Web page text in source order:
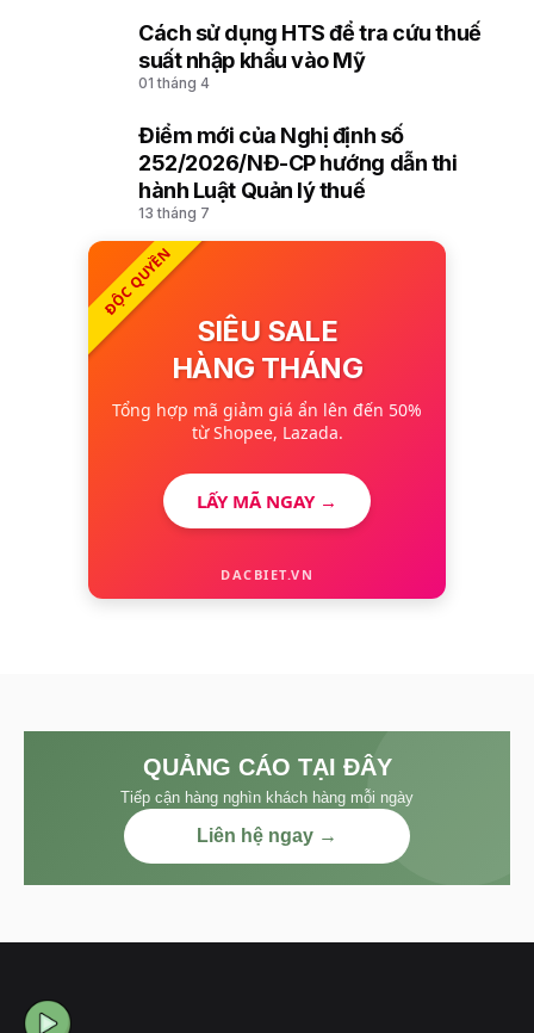
Cách sử dụng HTS để tra cứu thuế
suất nhập khẩu vào Mỹ
01 tháng 4
Điểm mới của Nghị định số
252/2026/NĐ-CP hướng dẫn thi
hành Luật Quản lý thuế
13 tháng 7
ĐỘC QUYỀN
SIÊU SALE
HÀNG THÁNG
Tổng hợp mã giảm giá ẩn lên đến 50%
từ Shopee, Lazada.
LẤY MÃ NGAY →
DACBIET.VN
QUẢNG CÁO TẠI ĐÂY
Tiếp cận hàng nghìn khách hàng mỗi ngày
Liên hệ ngay →